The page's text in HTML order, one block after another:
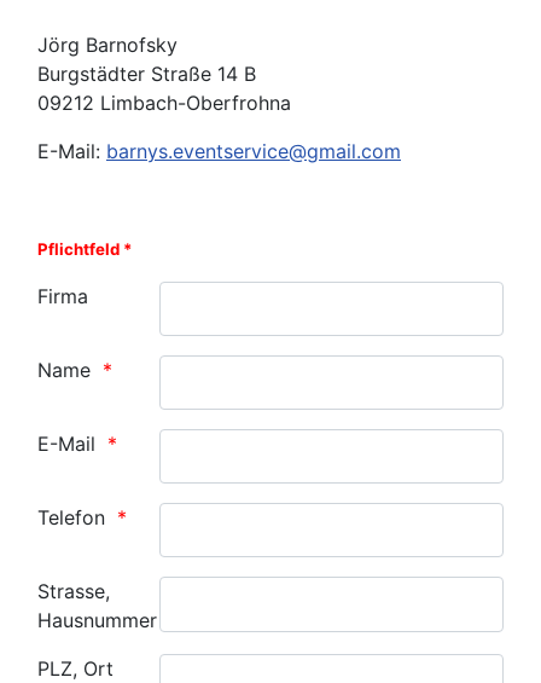
Jörg Barnofsky
Burgstädter Straße 14 B
09212 Limbach-Oberfrohna
E-Mail: barnys.eventservice@gmail.com
Pflichtfeld *
Firma
Name
E-Mail
Telefon
Strasse,
Hausnummer
PLZ, Ort